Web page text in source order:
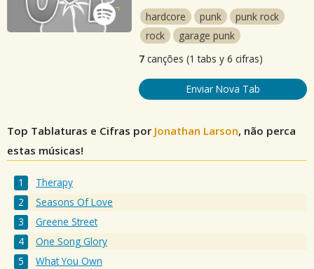
hardcore
punk
punk rock
rock
garage punk
7 canções (1 tabs y 6 cifras)
Enviar Nova Tab
Top Tablaturas e Cifras por Jonathan Larson, não perca
estas músicas!
Therapy
Seasons Of Love
Greene Street
One Song Glory
What You Own